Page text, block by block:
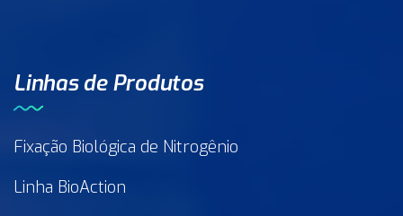
Linhas de Produtos
Fixação Biológica de Nitrogênio
Linha BioAction